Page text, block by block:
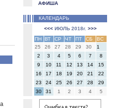
АФИША
КАЛЕНДАРЬ
<<<ИЮЛЬ 2018г. >>>
ПН
ВТ СР ЧТ ПТ СБ
ВС
25
26 27 28 29 30
1
2
3 4 5 6 7
8
9
10 11 12 13 14
15
16
17 18 19 20 21
22
23
24 25 26 27 28
29
30
31 1 2 3 4 5